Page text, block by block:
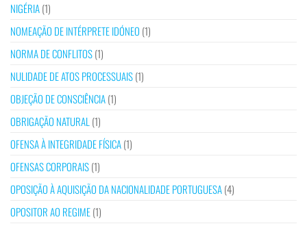
NIGÉRIA(1)
NOMEAÇÃO DE INTÉRPRETE IDÓNEO (1)
NORMA DE CONFLITOS(1)
NULIDADE DE ATOS PROCESSUAIS(1)
OBJEÇÃO DE CONSCIÊNCIA(1)
OBRIGAÇÃO NATURAL (1)
OFENSA À INTEGRIDADE FÍSICA(1)
OFENSAS CORPORAIS(1)
OPOSIÇÃO À AQUISIÇÃO DA NACIONALIDADE PORTUGUESA(4)
OPOSITOR AO REGIME(1)